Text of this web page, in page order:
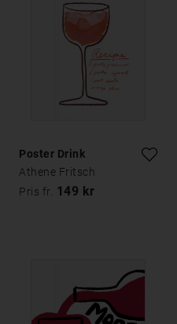
Poster Drink
Athene Fritsch
Pris fr. 149 kr